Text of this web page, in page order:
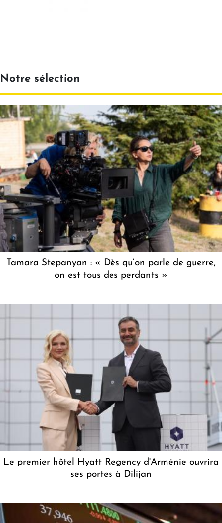
Notre sélection
Tamara Stepanyan : « Dès qu’on parle de guerre,
on est tous des perdants »
Le premier hôtel Hyatt Regency d'Arménie ouvrira
ses portes à Dilijan